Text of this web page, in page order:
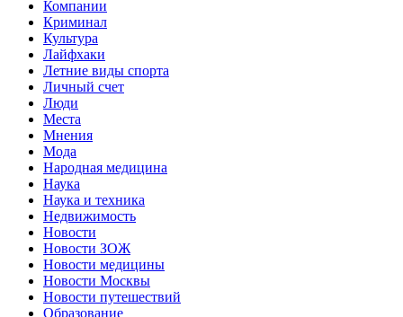
Компании
Криминал
Культура
Лайфхаки
Летние виды спорта
Личный счет
Люди
Места
Мнения
Мода
Народная медицина
Наука
Наука и техника
Недвижимость
Новости
Новости ЗОЖ
Новости медицины
Новости Москвы
Новости путешествий
Образование